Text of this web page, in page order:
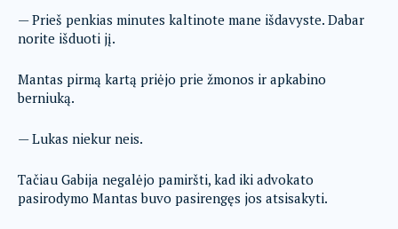
— Prieš penkias minutes kaltinote mane išdavyste. Dabar
norite išduoti jį.
Mantas pirmą kartą priėjo prie žmonos ir apkabino
berniuką.
— Lukas niekur neis.
Tačiau Gabija negalėjo pamiršti, kad iki advokato
pasirodymo Mantas buvo pasirengęs jos atsisakyti.